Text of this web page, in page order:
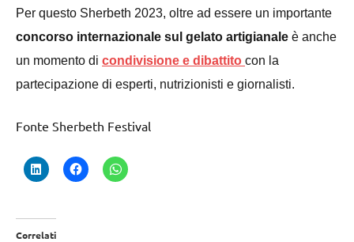
Per questo Sherbeth 2023, oltre ad essere un importante
concorso internazionale sul gelato artigianale è anche
un momento di condivisione e dibattito con la
partecipazione di esperti, nutrizionisti e giornalisti.
Fonte Sherbeth Festival
Correlati